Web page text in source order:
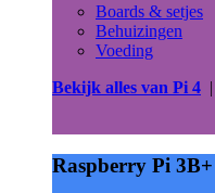
Boards & setjes
Behuizingen
Voeding
Bekijk alles van Pi 4 |
Raspberry Pi 3B+